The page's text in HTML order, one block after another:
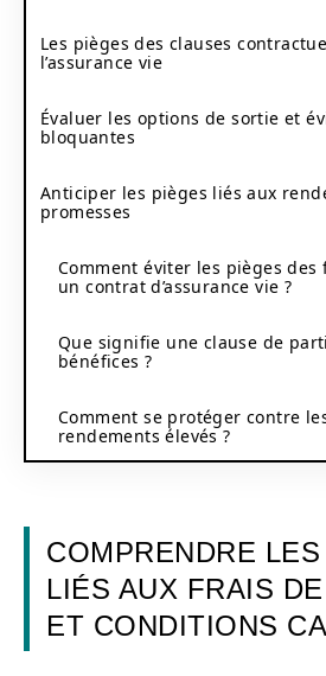
Les pièges des clauses
l’assurance vie
Évaluer les options de sortie et
bloquantes
Anticiper les pièges liés aux
promesses
Comment éviter les pièges des
un contrat d’assurance vie ?
Que signifie une clause de
bénéfices ?
Comment se protéger contre
rendements élevés ?
COMPRENDRE
LIÉS AUX FRAIS
ET CONDITIONS